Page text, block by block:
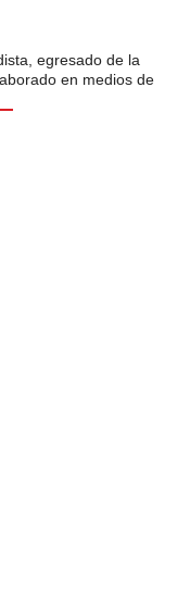
egresado de la
en medios de